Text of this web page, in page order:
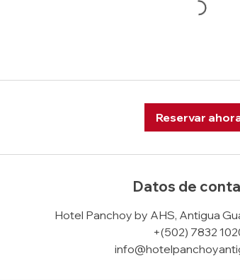
Reservar
Datos de
Hotel Panchoy by AHS, Antigua
+(502) 7832